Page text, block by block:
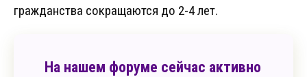
гражданства сокращаются до 2-4 лет.
На нашем форуме сейчас активно